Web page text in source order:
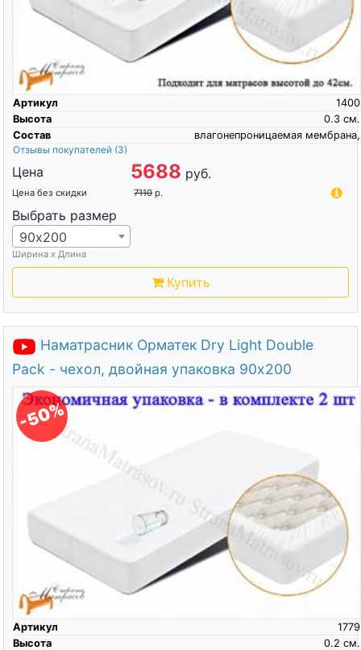
Артикул
1400
Высота
см.
0.3
Состав
влагонепроницаемая мембрана,
Отзывы покупателей (3)
Цена 5688 руб.
Цена без скидки 7110 р.
Выбрать размер
90х200
Ширина х Длина
Купить
Наматрасник Орматек Dry Light Double
Pack - чехол, двойная упаковка 90х200
-50%
Артикул
1779
Высота
см.
0.2